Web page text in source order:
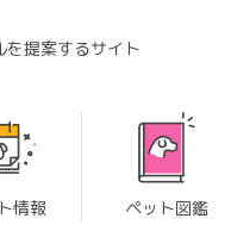
を提案するサイト
情報 ペット図鑑